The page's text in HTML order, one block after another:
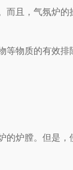
且，气氛炉的
物质的有效排
炉膛。但是，